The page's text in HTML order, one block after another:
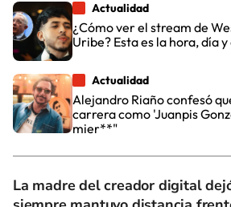
Actualidad
¿Cómo ver el stream de
Uribe? Esta es la hora, día
Actualidad
Alejandro Riaño confesó
carrera como 'Juanpis
mier**"
La madre del creador digital